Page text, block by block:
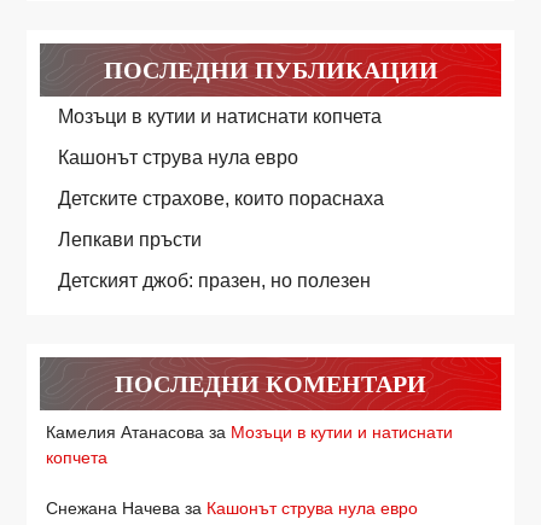
ПОСЛЕДНИ ПУБЛИКАЦИИ
Мозъци в кутии и натиснати копчета
Кашонът струва нула евро
Детските страхове, които пораснаха
Лепкави пръсти
Детският джоб: празен, но полезен
ПОСЛЕДНИ КОМЕНТАРИ
Камелия Атанасова за Мозъци в кутии и натиснати
копчета
Снежана Начева за Кашонът струва нула евро